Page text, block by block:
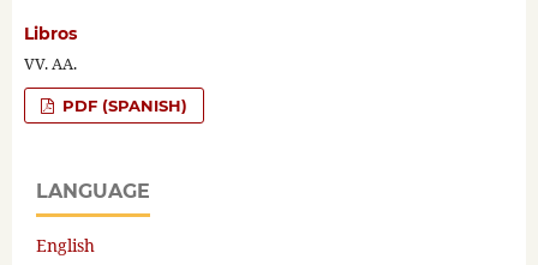
Libros
VV. AA.
PDF (SPANISH)
LANGUAGE
English